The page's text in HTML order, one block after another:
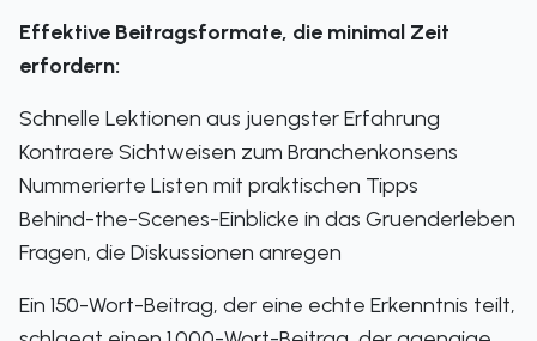
Effektive Beitragsformate, die minimal Zeit
erfordern:
Schnelle Lektionen aus juengster Erfahrung
Kontraere Sichtweisen zum Branchenkonsens
Nummerierte Listen mit praktischen Tipps
Behind-the-Scenes-Einblicke in das Gruenderleben
Fragen, die Diskussionen anregen
Ein 150-Wort-Beitrag, der eine echte Erkenntnis teilt,